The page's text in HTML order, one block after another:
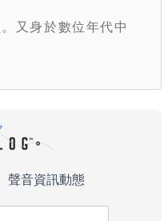
又身於數位年代中